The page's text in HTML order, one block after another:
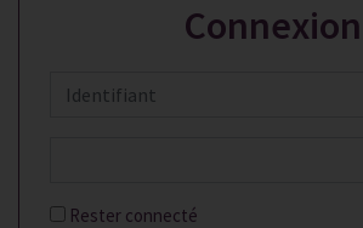
Connexion
Rester connecté